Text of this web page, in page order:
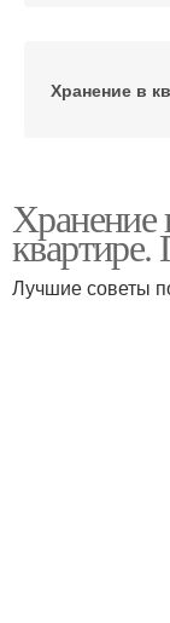
Хранение в
Хранение
Лучшие советы